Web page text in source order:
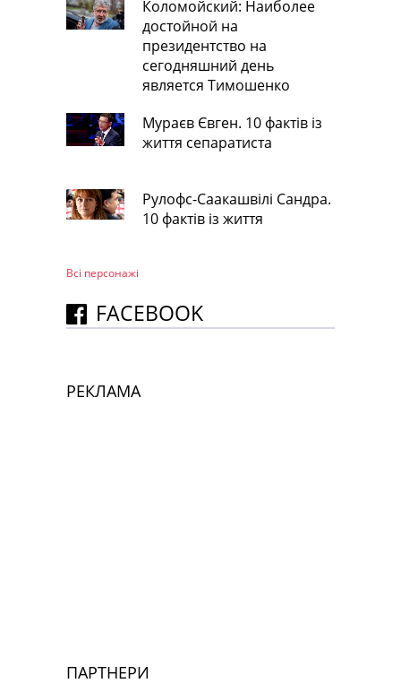
Коломойский: Наиболее
достойной на
президентство на
сегодняшний день
является Тимошенко
Мураєв Євген. 10 фактів із
життя сепаратиста
Рулофс-Саакашвілі Сандра.
10 фактів із життя
Всі персонажi
FACEBOOK
РЕКЛАМА
ПАРТНЕРИ